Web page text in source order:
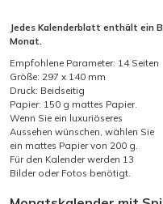
Jedes Kalenderblatt enthält ein
Monat.
Empfohlene Parameter: 14 Seiten
Größe: 297 x 140 mm
Druck: Beidseitig
Papier: 150 g mattes Papier.
Wenn Sie ein luxuriöseres
Aussehen wünschen, wählen Sie
ein mattes Papier von 200 g.
Für den Kalender werden 13
Bilder oder Fotos benötigt.